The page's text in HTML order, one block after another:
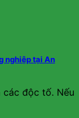
nghiệp tại An
độc tố. Nếu